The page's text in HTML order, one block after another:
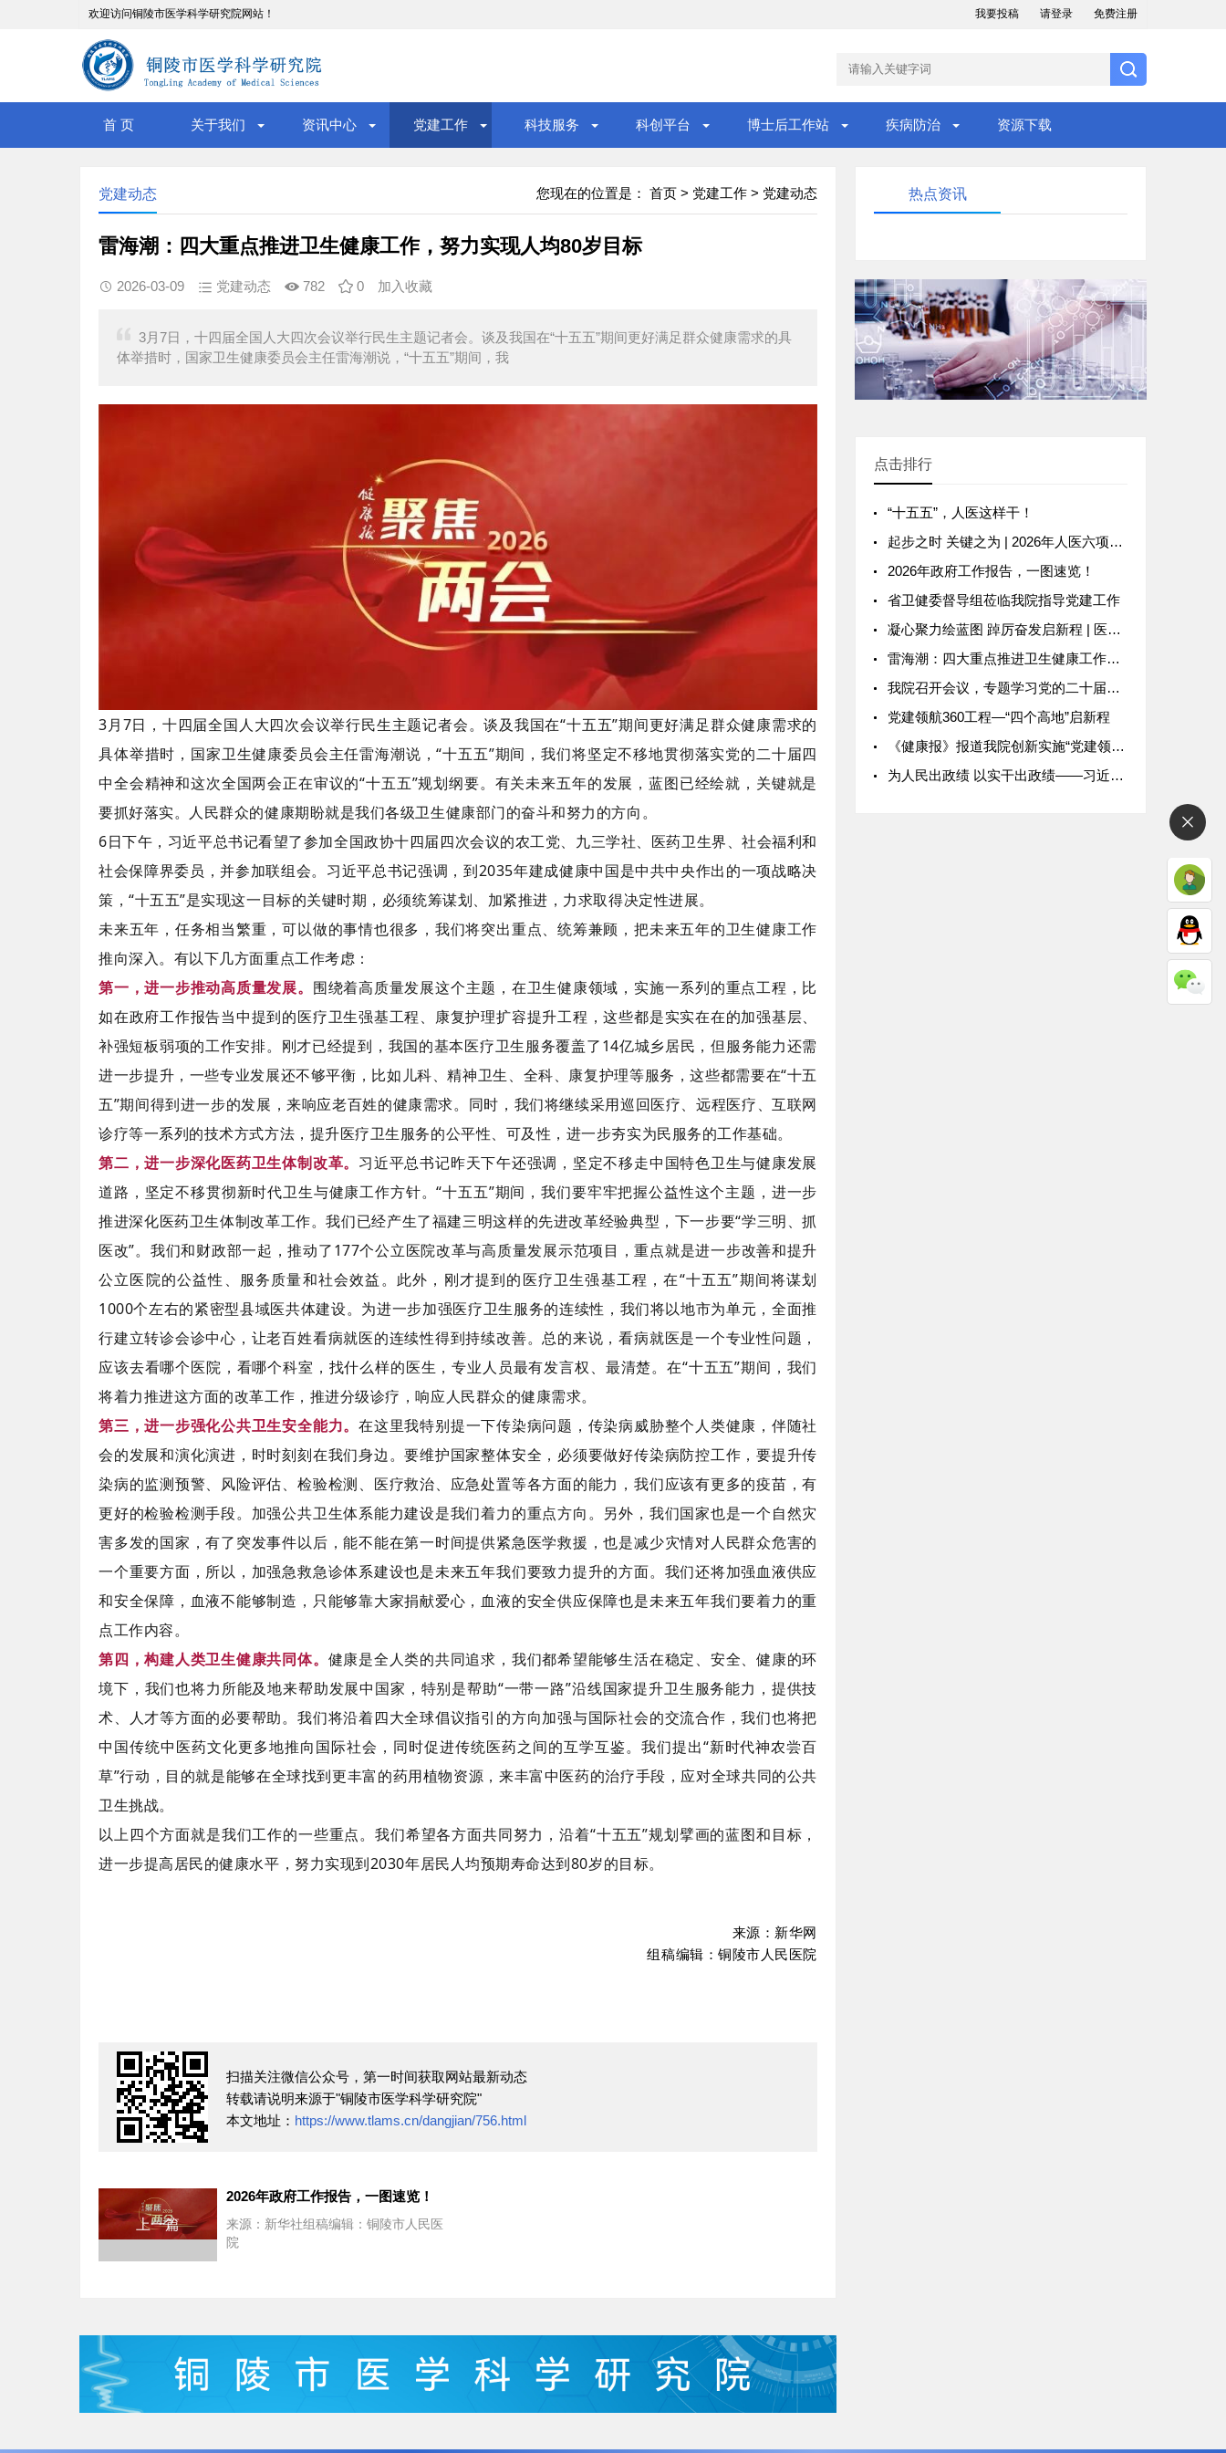
欢迎访问铜陵市医学科学研究院网站！ 我要投稿 请登录 免费注册
首 页 关于我们 资讯中心 党建工作 科技服务 科创平台 博士后工作站 疾病防治 资源下载
您现在的位置是： 首页 > 党建工作 > 党建动态
党建动态
雷海潮：四大重点推进卫生健康工作，努力实现人均80岁目标
2026-03-09 党建动态 782 0 加入收藏
3月7日，十四届全国人大四次会议举行民生主题记者会。谈及我国在“十五五”期间更好满足群众健康需求的具
体举措时，国家卫生健康委员会主任雷海潮说，“十五五”期间，我
3月7日，十四届全国人大四次会议举行民生主题记者会。谈及我国在“十五五”期间更好满足群众健康需求的
具体举措时，国家卫生健康委员会主任雷海潮说，“十五五”期间，我们将坚定不移地贯彻落实党的二十届四
中全会精神和这次全国两会正在审议的“十五五”规划纲要。有关未来五年的发展，蓝图已经绘就，关键就是
要抓好落实。人民群众的健康期盼就是我们各级卫生健康部门的奋斗和努力的方向。
6日下午，习近平总书记看望了参加全国政协十四届四次会议的农工党、九三学社、医药卫生界、社会福利和
社会保障界委员，并参加联组会。习近平总书记强调，到2035年建成健康中国是中共中央作出的一项战略决
策，“十五五”是实现这一目标的关键时期，必须统筹谋划、加紧推进，力求取得决定性进展。
未来五年，任务相当繁重，可以做的事情也很多，我们将突出重点、统筹兼顾，把未来五年的卫生健康工作
推向深入。有以下几方面重点工作考虑：
第一，进一步推动高质量发展。 围绕着高质量发展这个主题，在卫生健康领域，实施一系列的重点工程，比
如在政府工作报告当中提到的医疗卫生强基工程、康复护理扩容提升工程，这些都是实实在在的加强基层、
补强短板弱项的工作安排。刚才已经提到，我国的基本医疗卫生服务覆盖了14亿城乡居民，但服务能力还需
进一步提升，一些专业发展还不够平衡，比如儿科、精神卫生、全科、康复护理等服务，这些都需要在“十五
五”期间得到进一步的发展，来响应老百姓的健康需求。同时，我们将继续采用巡回医疗、远程医疗、互联网
诊疗等一系列的技术方式方法，提升医疗卫生服务的公平性、可及性，进一步夯实为民服务的工作基础。
第二，进一步深化医药卫生体制改革。 习近平总书记昨天下午还强调，坚定不移走中国特色卫生与健康发展
道路，坚定不移贯彻新时代卫生与健康工作方针。“十五五”期间，我们要牢牢把握公益性这个主题，进一步
推进深化医药卫生体制改革工作。我们已经产生了福建三明这样的先进改革经验典型，下一步要“学三明、抓
医改”。我们和财政部一起，推动了177个公立医院改革与高质量发展示范项目，重点就是进一步改善和提升
公立医院的公益性、服务质量和社会效益。此外，刚才提到的医疗卫生强基工程，在“十五五”期间将谋划
1000个左右的紧密型县域医共体建设。为进一步加强医疗卫生服务的连续性，我们将以地市为单元，全面推
行建立转诊会诊中心，让老百姓看病就医的连续性得到持续改善。总的来说，看病就医是一个专业性问题，
应该去看哪个医院，看哪个科室，找什么样的医生，专业人员最有发言权、最清楚。在“十五五”期间，我们
将着力推进这方面的改革工作，推进分级诊疗，响应人民群众的健康需求。
第三，进一步强化公共卫生安全能力。在这里我特别提一下传染病问题，传染病威胁整个人类健康，伴随社
会的发展和演化演进，时时刻刻在我们身边。要维护国家整体安全，必须要做好传染病防控工作，要提升传
染病的监测预警、风险评估、检验检测、医疗救治、应急处置等各方面的能力，我们应该有更多的疫苗，有
更好的检验检测手段。加强公共卫生体系能力建设是我们着力的重点方向。另外，我们国家也是一个自然灾
害多发的国家，有了突发事件以后，能不能在第一时间提供紧急医学救援，也是减少灾情对人民群众危害的
一个重要方面，所以，加强急救急诊体系建设也是未来五年我们要致力提升的方面。我们还将加强血液供应
和安全保障，血液不能够制造，只能够靠大家捐献爱心，血液的安全供应保障也是未来五年我们要着力的重
点工作内容。
第四，构建人类卫生健康共同体。 健康是全人类的共同追求，我们都希望能够生活在稳定、安全、健康的环
境下，我们也将力所能及地来帮助发展中国家，特别是帮助“一带一路”沿线国家提升卫生服务能力，提供技
术、人才等方面的必要帮助。我们将沿着四大全球倡议指引的方向加强与国际社会的交流合作，我们也将把
中国传统中医药文化更多地推向国际社会，同时促进传统医药之间的互学互鉴。我们提出“新时代神农尝百
草”行动，目的就是能够在全球找到更丰富的药用植物资源，来丰富中医药的治疗手段，应对全球共同的公共
卫生挑战。
以上四个方面就是我们工作的一些重点。我们希望各方面共同努力，沿着“十五五”规划擘画的蓝图和目标，
进一步提高居民的健康水平，努力实现到2030年居民人均预期寿命达到80岁的目标。
来源：新华网
组稿编辑：铜陵市人民医院
扫描关注微信公众号，第一时间获取网站最新动态
转载请说明来源于"铜陵市医学科学研究院"
本文地址： https://www.tlams.cn/dangjian/756.html
上一篇
2026年政府工作报告，一图速览！
来源：新华社组稿编辑：铜陵市人民医
院
热点资讯
点击排行
“十五五”，人医这样干！
起步之时 关键之为 | 2026年人医六项重点工作速览
2026年政府工作报告，一图速览！
省卫健委督导组莅临我院指导党建工作
凝心聚力绘蓝图 踔厉奋发启新程 | 医院六届二次工代会八届二次职代会召开
雷海潮：四大重点推进卫生健康工作，努力实现人均80岁目标
我院召开会议，专题学习党的二十届四中全会精神
党建领航360工程—“四个高地”启新程
《健康报》报道我院创新实施“党建领航360”工程 释放医院发展动能
为人民出政绩 以实干出政绩——习近平总书记引领全党以正确政绩观干事创业